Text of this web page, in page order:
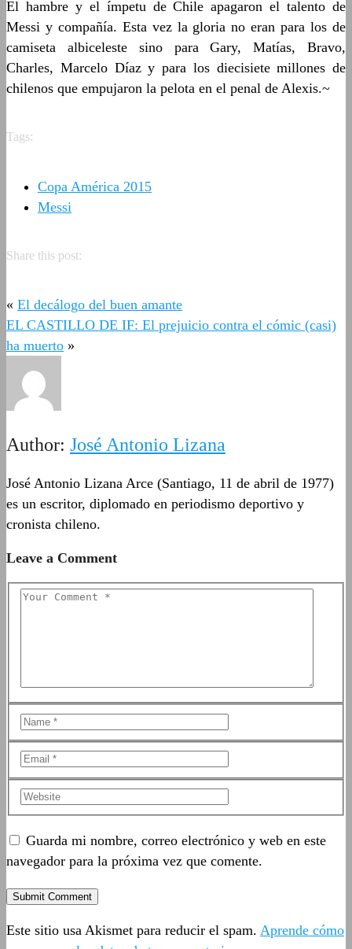
El hambre y el ímpetu de Chile apagaron el talento de
Messi y compañía. Esta vez la gloria no eran para los de
camiseta albiceleste sino para Gary, Matías, Bravo,
Charles, Marcelo Díaz y para los diecisiete millones de
chilenos que empujaron la pelota en el penal de Alexis.~
Tags:
Copa América 2015
Messi
Share this post:
« El decálogo del buen amante
EL CASTILLO DE IF: El prejuicio contra el cómic (casi)
ha muerto »
Author: José Antonio Lizana
José Antonio Lizana Arce (Santiago, 11 de abril de 1977)
es un escritor, diplomado en periodismo deportivo y
cronista chileno.
Leave a Comment
Guarda mi nombre, correo electrónico y web en este
navegador para la próxima vez que comente.
Este sitio usa Akismet para reducir el spam. Aprende cómo